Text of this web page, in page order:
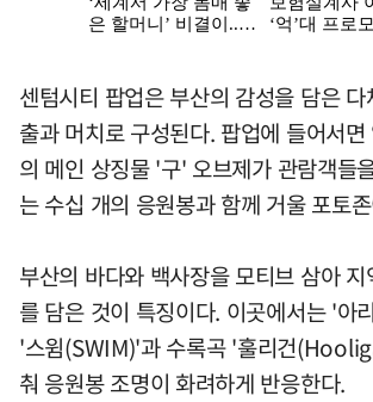
센텀시티 팝업은 부산의 감성을 담은
출과 머치로 구성된다. 팝업에 들어서
의 메인 상징물 '구' 오브제가 관람객들
는 수십 개의 응원봉과 함께 거울 포토
부산의 바다와 백사장을 모티브 삼아
를 담은 것이 특징이다. 이곳에서는 '아
'스윔(SWIM)'과 수록곡 '훌리건
춰 응원봉 조명이 화려하게 반응한다.